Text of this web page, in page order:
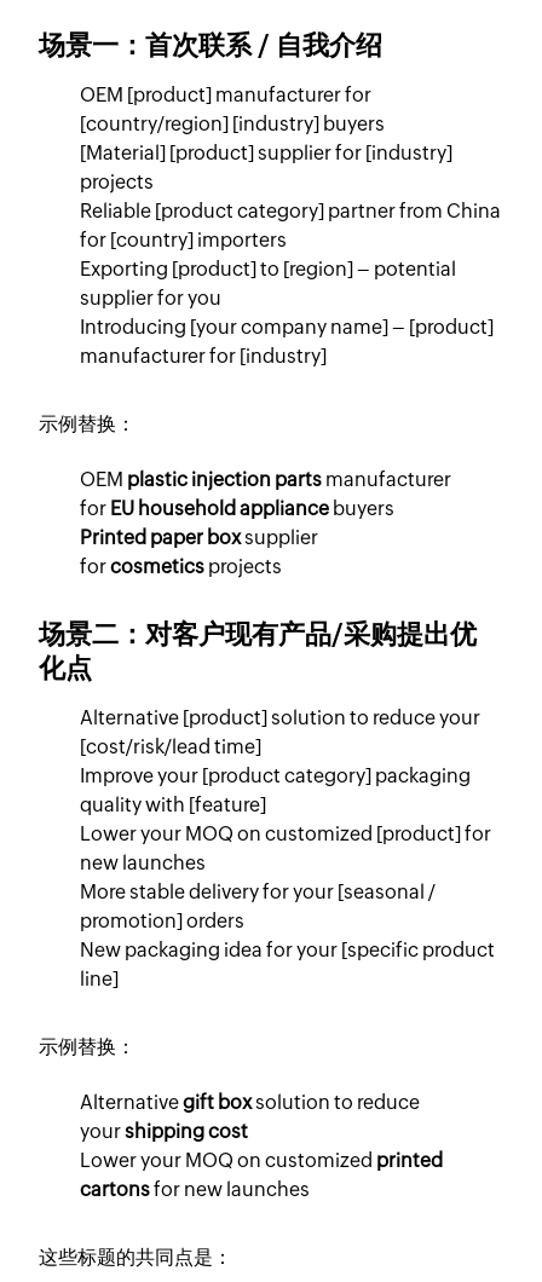
场景一：首次联系 / 自我介绍
OEM [product] manufacturer for
[country/region] [industry] buyers
[Material] [product] supplier for [industry]
projects
Reliable [product category] partner from China
for [country] importers
Exporting [product] to [region] – potential
supplier for you
Introducing [your company name] – [product]
manufacturer for [industry]
示例替换：
OEM plastic injection parts manufacturer
for EU household appliance buyers
Printed paper boxsupplier
forcosmetics projects
场景二：对客户现有产品/采购提出优
化点
Alternative [product] solution to reduce your
[cost/risk/lead time]
Improve your [product category] packaging
quality with [feature]
Lower your MOQ on customized [product] for
new launches
More stable delivery for your [seasonal /
promotion] orders
New packaging idea for your [specific product
line]
示例替换：
Alternativegift boxsolution to reduce
yourshipping cost
Lower your MOQ on customized printed
cartonsfor new launches
这些标题的共同点是：